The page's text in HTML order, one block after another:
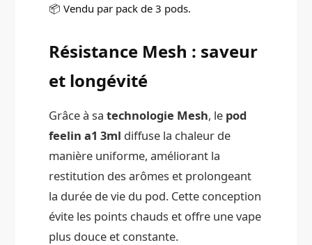
📦 Vendu par pack de 3 pods.
Résistance Mesh : saveur
et longévité
Grâce à satechnologie Mesh, le pod
feelin a1 3ml diffuse la chaleur de
manière uniforme, améliorant la
restitution des arômes et prolongeant
la durée de vie du pod. Cette conception
évite les points chauds et offre une vape
plus douce et constante.